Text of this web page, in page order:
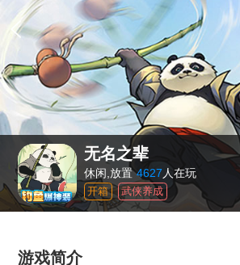
无名之辈
休闲,放置 4627 人在玩
开箱 武侠养成
游戏简介